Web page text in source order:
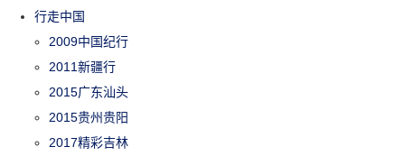
行走中国
2009中国纪行
2011新疆行
2015广东汕头
2015贵州贵阳
2017精彩吉林